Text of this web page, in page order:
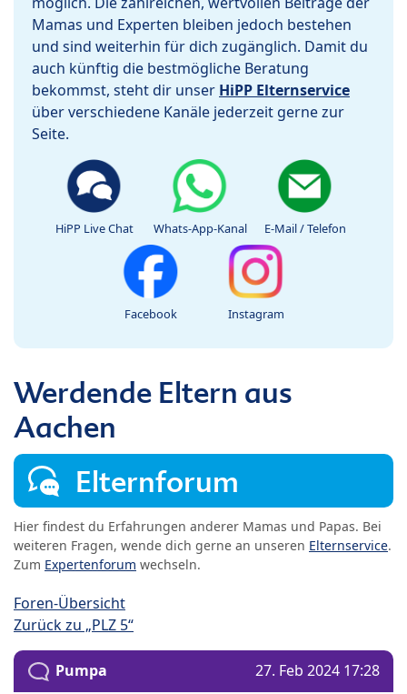
Mamas und Experten bleiben jedoch bestehen
und sind weiterhin für dich zugänglich. Damit du
auch künftig die bestmögliche Beratung
bekommst, steht dir unser HiPP Elternservice
über verschiedene Kanäle jederzeit gerne zur
Seite.
HiPP Live Chat Whats-App-Kanal E-Mail / Telefon
Facebook Instagram
Werdende Eltern aus
Aachen
Elternforum
Hier findest du Erfahrungen anderer Mamas und Papas. Bei
weiteren Fragen, wende dich gerne an unseren Elternservice.
Zum Expertenforum wechseln.
Foren-Übersicht
Zurück zu „PLZ 5“
Pumpa 27. Feb 2024 17:28